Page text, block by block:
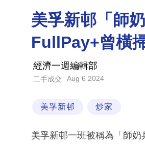
美孚新邨「師
FullPay+曾橫
經濟一週編輯部
二手成交 Aug 6 2024
美孚新邨 炒家
美孚新邨一班被稱為「師